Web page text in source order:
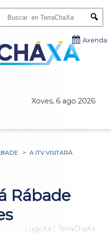
Xoves, 6 ago 2026
Axenda
> A ITV VISITARÁ
Rábade
LugoXa | TerraChaXa